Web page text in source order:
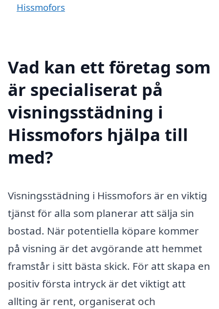
Hissmofors
Vad kan ett företag som
är specialiserat på
visningsstädning i
Hissmofors hjälpa till
med?
Visningsstädning i Hissmofors är en viktig
tjänst för alla som planerar att sälja sin
bostad. När potentiella köpare kommer
på visning är det avgörande att hemmet
framstår i sitt bästa skick. För att skapa en
positiv första intryck är det viktigt att
allting är rent, organiserat och